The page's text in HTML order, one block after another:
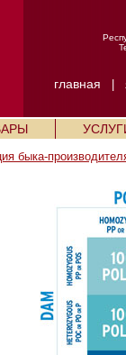
главная
быка-